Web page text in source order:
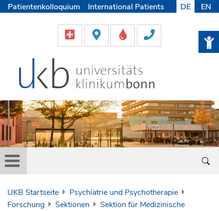
Patientenkolloquium
International Patients
Helfen & Spenden
Medien
DE EN
UKB Startseite
Psychiatrie und Psychotherapie
Forschung
Sektionen
Sektion für Medizinische